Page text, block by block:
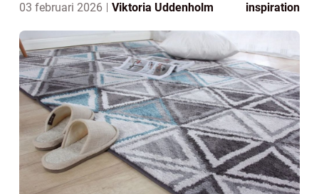
03 februari 2026 Viktoria Uddenholm inspiration